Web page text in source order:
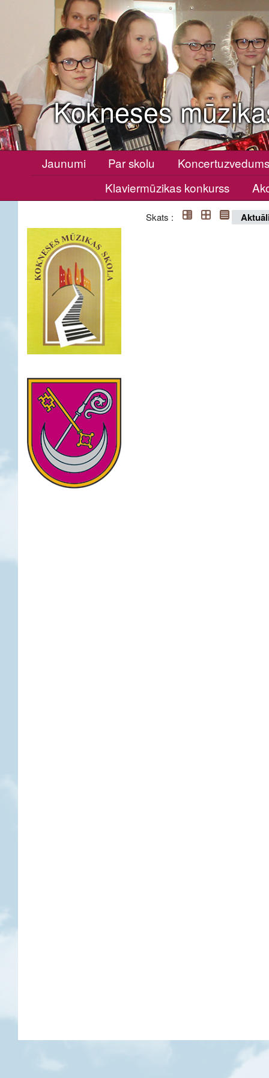
Kokneses
Jaunumi Par skolu
Klaviermūzikas konkurss
Skats :